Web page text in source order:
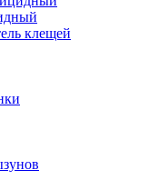
клещей